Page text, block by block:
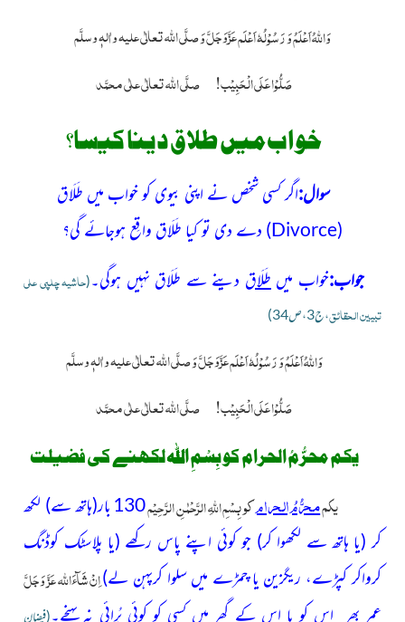
وَاللہُ اَعْلَمُ وَ رَسُوْلُہٗ اَعْلَمعَزَّوَجَلَّوَصلَّی اللّٰہ تعالٰی علیہ واٰلہٖ وسلَّم
صَلُّوْا عَلَی الْحَبِیْب! صلَّی اللہ تعالٰی علٰی محمَّد
خواب میں طلاق دینا کیسا؟
سوال:اگر کسی شخص نے اپنی بیوی کو خواب میں طَلَاق
(
Divorce
) دے دی تو کیا طَلَاق واقِع ہوجائے گی؟
جواب:خواب میں طَلَاق دینے سے طَلَاق نہیں ہوگی۔(حاشیہ چلپی علی
تبیین الحقائق،ج3،ص34)
وَاللہُ اَعْلَمُ وَ رَسُوْلُہٗ اَعْلَمعَزَّوَجَلَّوَصلَّی اللّٰہ تعالٰی علیہ واٰلہٖ وسلَّم
صَلُّوْا عَلَی الْحَبِیْب! صلَّی اللہ تعالٰی علٰی محمَّد
یکم محرُّمُ الحرام کو بِسْمِ اللہ لکھنے کی فضیلت
یکممحرُّمُ الحرامکوبِسْمِ اللہِ الرَّحْمٰنِ الرَّ حِیْم130 بار(ہاتھ سے) لکھ
کر (یا ہاتھ سے لکھوا کر) جو کوئی اپنے پاس رکھے (یا پلاسٹک کوڈنگ
کرواکر کپڑے، ریگزین یا چمڑے میں سلوا کرپہن لے)اِنْشَآءَاللہ عَزَّوَجَلَّ
عمر بھر اس کو یا اس کے گھر میں کسی کو کوئی بُرائی نہ پہنچے۔(فیضانِ